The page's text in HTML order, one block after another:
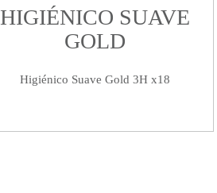
HIGIÉNICO SUAVE
GOLD
Higiénico Suave Gold 3H x18